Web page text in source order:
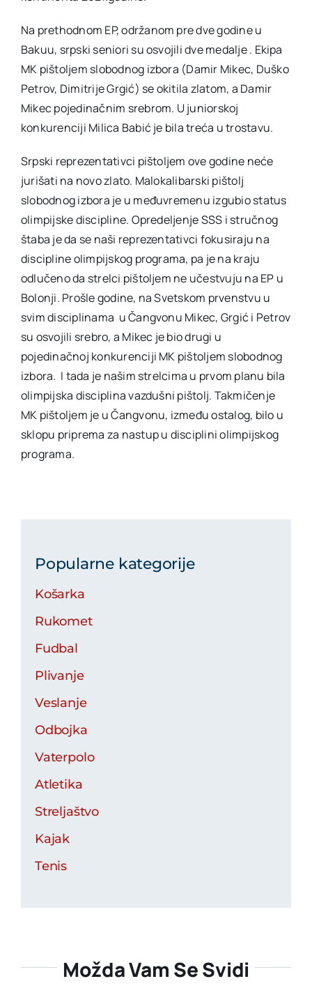
Na prethodnom EP, održanom pre dve godine u
Bakuu, srpski seniori su osvojili dve medalje . Ekipa
MK pištoljem slobodnog izbora (Damir Mikec, Duško
Petrov, Dimitrije Grgić) se okitila zlatom, a Damir
Mikec pojedinačnim srebrom. U juniorskoj
konkurenciji Milica Babić je bila treća u trostavu.
Srpski reprezentativci pištoljem ove godine neće
jurišati na novo zlato. Malokalibarski pištolj
slobodnog izbora je u međuvremenu izgubio status
olimpijske discipline. Opredeljenje SSS i stručnog
štaba je da se naši reprezentativci fokusiraju na
discipline olimpijskog programa, pa je na kraju
odlučeno da strelci pištoljem ne učestvuju na EP u
Bolonji. Prošle godine, na Svetskom prvenstvu u
svim disciplinama u Čangvonu Mikec, Grgić i Petrov
su osvojili srebro, a Mikec je bio drugi u
pojedinačnoj konkurenciji MK pištoljem slobodnog
izbora. I tada je našim strelcima u prvom planu bila
olimpijska disciplina vazdušni pištolj. Takmičenje
MK pištoljem je u Čangvonu, između ostalog, bilo u
sklopu priprema za nastup u disciplini olimpijskog
programa.
Popularne kategorije
Košarka
Rukomet
Fudbal
Plivanje
Veslanje
Odbojka
Vaterpolo
Atletika
Streljaštvo
Kajak
Tenis
Možda Vam Se Svidi